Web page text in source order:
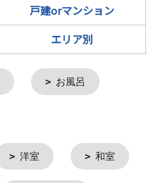
戸建orマンション
エリア別
お風呂
洋室 和室